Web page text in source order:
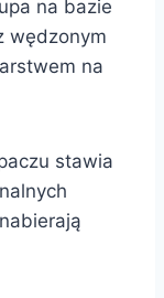
na bazie
wędzonym
na
stawia